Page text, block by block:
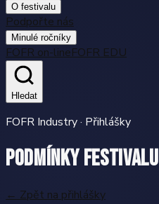
O festivalu
Podpořte nás
Minulé ročníky
FOFR on-lineFOFR EDU
Hledat
FOFR Industry · Přihlášky
Podmínky festivalu
← Zpět na přihlášky